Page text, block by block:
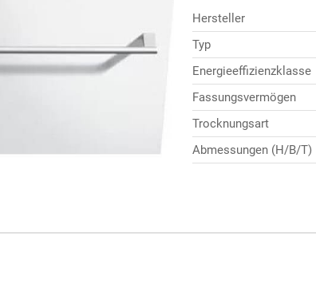
Hersteller
Typ
Energieeffizienzklasse
Fassungsvermögen
Trocknungsart
Abmessungen (H/B/T)